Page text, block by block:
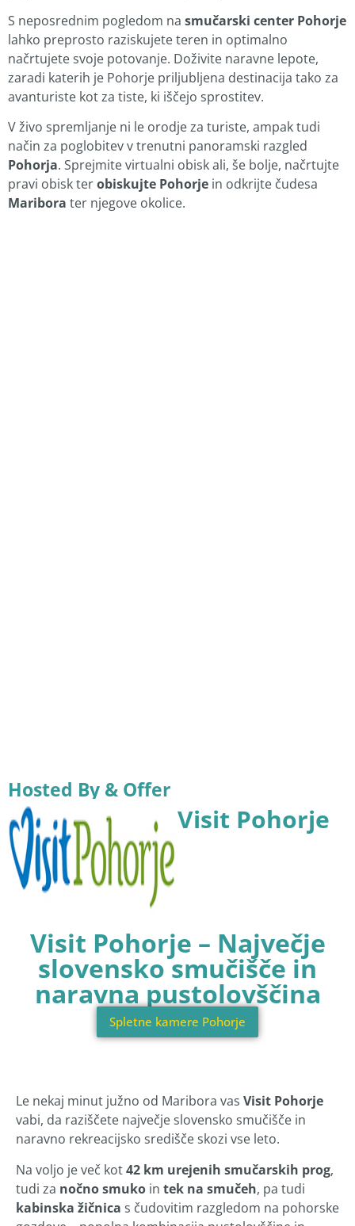
S neposrednim pogledom na smučarski center Pohorje
lahko preprosto raziskujete teren in optimalno
načrtujete svoje potovanje. Doživite naravne lepote,
zaradi katerih je Pohorje priljubljena destinacija tako za
avanturiste kot za tiste, ki iščejo sprostitev.
V živo spremljanje ni le orodje za turiste, ampak tudi
način za poglobitev v trenutni panoramski razgled
Pohorja. Sprejmite virtualni obisk ali, še bolje, načrtujte
pravi obisk terobiskujte Pohorje in odkrijte čudesa
Maribora ter njegove okolice.
Hosted By & Offer
Visit Pohorje
Visit Pohorje – Največje
slovensko smučišče in
naravna pustolovščina
Spletne kamere Pohorje
Le nekaj minut južno od Maribora vas Visit Pohorje
vabi, da raziščete največje slovensko smučišče in
naravno rekreacijsko središče skozi vse leto.
Na voljo je več kot42 km urejenih smučarskih prog,
tudi za nočno smuko in tek na smučeh, pa tudi
kabinska žičnica s čudovitim razgledom na pohorske